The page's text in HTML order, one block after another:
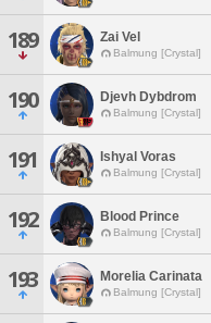
189 Zai Vel
Balmung [Crystal]
190 Djevh Dybdrom
Balmung [Crystal]
191 Ishyal Voras
Balmung [Crystal]
192 Blood Prince
Balmung [Crystal]
193 Morelia Carinata
Balmung [Crystal]